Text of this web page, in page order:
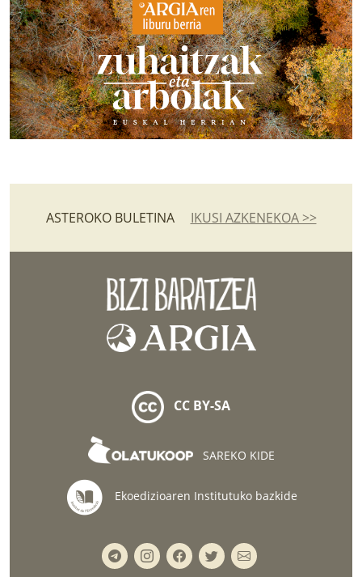
ASTEROKO BULETINA IKUSI AZKENEKOA >>
CC BY-SA
SAREKO KIDE
Ekoedizioaren Institutuko bazkide